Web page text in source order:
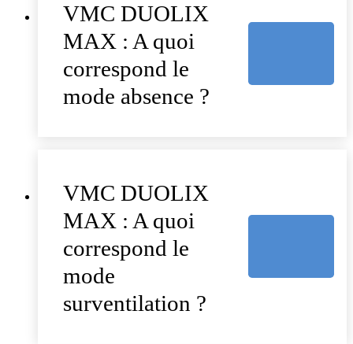
VMC DUOLIX
MAX : A quoi
correspond le
mode absence ?
VMC DUOLIX
MAX : A quoi
correspond le
mode
surventilation ?